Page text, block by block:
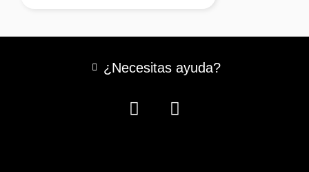
¿Necesitas ayuda?